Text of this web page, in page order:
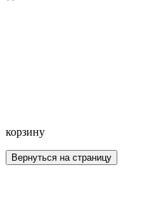
корзину
Вернуться на страницу